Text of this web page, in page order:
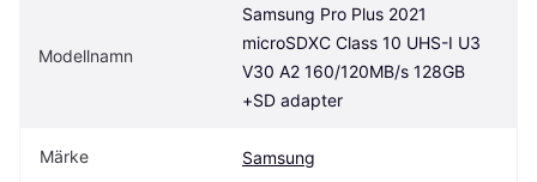
Modellnamn
Samsung Pro Plus 2021
microSDXC Class 10 UHS-I U3
V30 A2 160/120MB/s 128GB
+SD adapter
Märke Samsung